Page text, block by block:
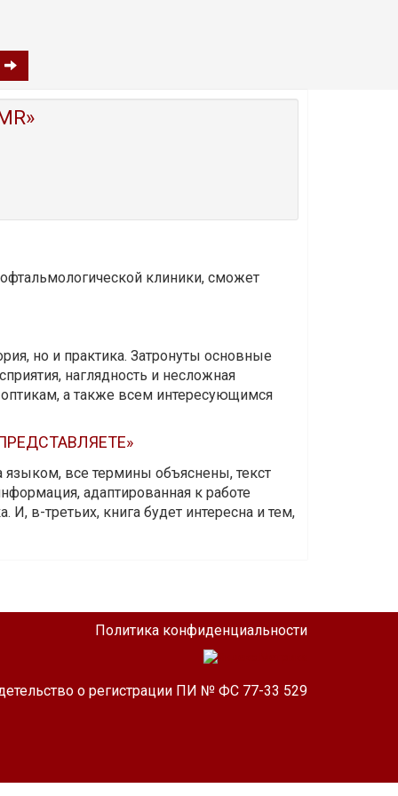
клиники, сможет
но и практика. Затронуты основные
наглядность и несложная
а также всем интересующимся
языком, все термины объяснены, текст
адаптированная к работе
в-третьих, книга будет интересна и тем,
Политика конфиденциальности
о регистрации ПИ № ФС 77-33 529